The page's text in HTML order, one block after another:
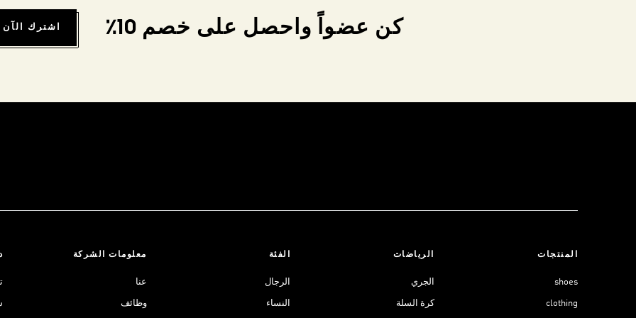
كن عضواً واحصل على خصم 10٪ اشترك الآن
المنتجات
shoes
clothing
الرياضات
الجري
كرة السلة
الفئة
الرجال
النساء
معلومات الشركة
عنا
وظائف